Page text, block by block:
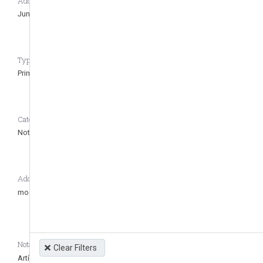
Jun 11, 2009
Type of regulation CASEDATA_to_remove_question
Primary
Category CASEDATA_to_remove_question
Not defined
Additional Information
modifica la Ley Nº 17.835
Notas Adicionales
Artículo 5: regula las viglancias electrónicas
Clear Filters